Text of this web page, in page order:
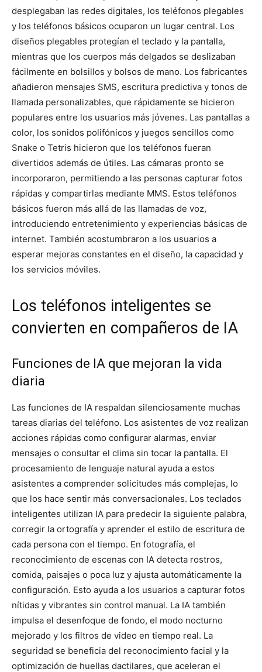
desplegaban las redes digitales, los teléfonos plegables
y los teléfonos básicos ocuparon un lugar central. Los
diseños plegables protegían el teclado y la pantalla,
mientras que los cuerpos más delgados se deslizaban
fácilmente en bolsillos y bolsos de mano. Los fabricantes
añadieron mensajes SMS, escritura predictiva y tonos de
llamada personalizables, que rápidamente se hicieron
populares entre los usuarios más jóvenes. Las pantallas a
color, los sonidos polifónicos y juegos sencillos como
Snake o Tetris hicieron que los teléfonos fueran
divertidos además de útiles. Las cámaras pronto se
incorporaron, permitiendo a las personas capturar fotos
rápidas y compartirlas mediante MMS. Estos teléfonos
básicos fueron más allá de las llamadas de voz,
introduciendo entretenimiento y experiencias básicas de
internet. También acostumbraron a los usuarios a
esperar mejoras constantes en el diseño, la capacidad y
los servicios móviles.
Los teléfonos inteligentes se
convierten en compañeros de IA
Funciones de IA que mejoran la vida
diaria
Las funciones de IA respaldan silenciosamente muchas
tareas diarias del teléfono. Los asistentes de voz realizan
acciones rápidas como configurar alarmas, enviar
mensajes o consultar el clima sin tocar la pantalla. El
procesamiento de lenguaje natural ayuda a estos
asistentes a comprender solicitudes más complejas, lo
que los hace sentir más conversacionales. Los teclados
inteligentes utilizan IA para predecir la siguiente palabra,
corregir la ortografía y aprender el estilo de escritura de
cada persona con el tiempo. En fotografía, el
reconocimiento de escenas con IA detecta rostros,
comida, paisajes o poca luz y ajusta automáticamente la
configuración. Esto ayuda a los usuarios a capturar fotos
nítidas y vibrantes sin control manual. La IA también
impulsa el desenfoque de fondo, el modo nocturno
mejorado y los filtros de video en tiempo real. La
seguridad se beneficia del reconocimiento facial y la
optimización de huellas dactilares, que aceleran el